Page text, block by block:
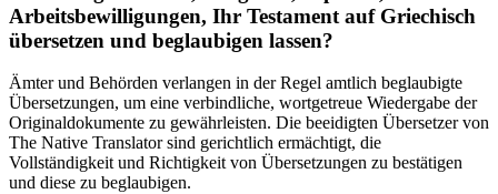
Arbeitsbewilligungen, Ihr Testament auf Griechisch
übersetzen und beglaubigen lassen?
Ämter und Behörden verlangen in der Regel amtlich beglaubigte
Übersetzungen, um eine verbindliche, wortgetreue Wiedergabe der
Originaldokumente zu gewährleisten. Die beeidigten Übersetzer von
The Native Translator sind gerichtlich ermächtigt, die
Vollständigkeit und Richtigkeit von Übersetzungen zu bestätigen
und diese zu beglaubigen.